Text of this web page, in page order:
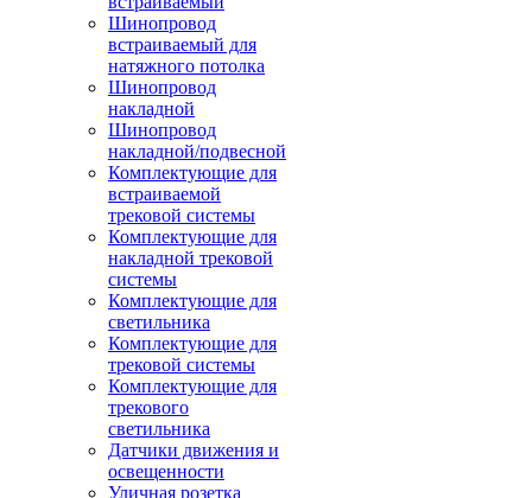
Шинопровод
встраиваемый для
натяжного потолка
Шинопровод
накладной
Шинопровод
накладной/подвесной
Комплектующие для
встраиваемой
трековой системы
Комплектующие для
накладной трековой
системы
Комплектующие для
светильника
Комплектующие для
трековой системы
Комплектующие для
трекового
светильника
Датчики движения и
освещенности
Уличная розетка